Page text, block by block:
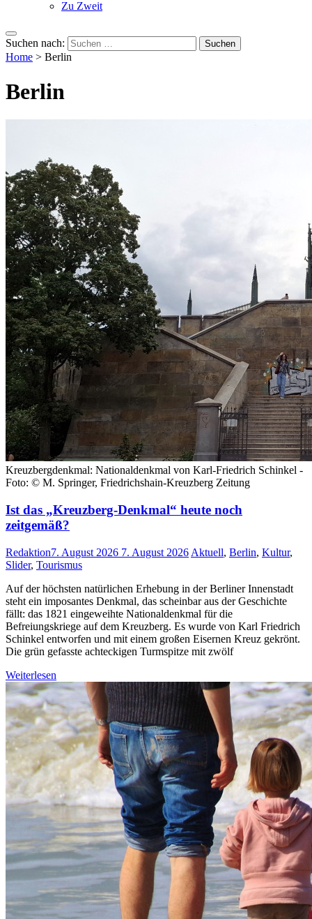
Zu Zweit
Suchen nach:
Home > Berlin
Berlin
Kreuzbergdenkmal: Nationaldenkmal von Karl-Friedrich Schinkel -
Foto: © M. Springer, Friedrichshain-Kreuzberg Zeitung
Ist das „Kreuzberg-Denkmal“ heute noch
zeitgemäß?
Redaktion7. August 2026 7. August 2026 Aktuell, Berlin, Kultur,
Slider, Tourismus
Auf der höchsten natürlichen Erhebung in der Berliner Innenstadt
steht ein imposantes Denkmal, das scheinbar aus der Geschichte
fällt: das 1821 eingeweihte Nationaldenkmal für die
Befreiungskriege auf dem Kreuzberg. Es wurde von Karl Friedrich
Schinkel entworfen und mit einem großen Eisernen Kreuz gekrönt.
Die grün gefasste achteckigen Turmspitze mit zwölf
Weiterlesen